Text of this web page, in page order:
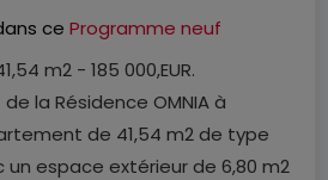
ce Programme neuf
m2 - 185 000,EUR.
la Résidence OMNIA à
de 41,54 m2 de type
un espace extérieur de 6,80 m2